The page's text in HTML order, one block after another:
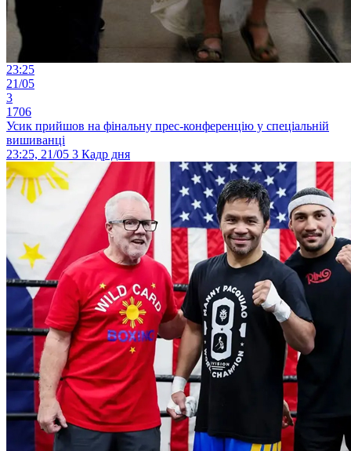
23:25
21/05
3
1706
Усик прийшов на фінальну прес-конференцію у спеціальній
вишиванці
23:25, 21/05 3 Кадр дня